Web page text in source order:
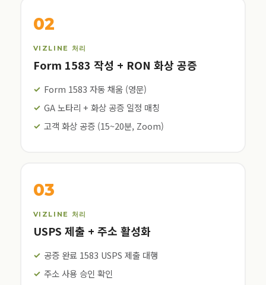
02
VIZLINE 처리
Form 1583 작성 + RON 화상 공증
Form 1583 자동 채움 (영문)
GA 노타리 + 화상 공증 일정 매칭
고객 화상 공증 (15~20분, Zoom)
03
VIZLINE 처리
USPS 제출 + 주소 활성화
공증 완료 1583 USPS 제출 대행
주소 사용 승인 확인